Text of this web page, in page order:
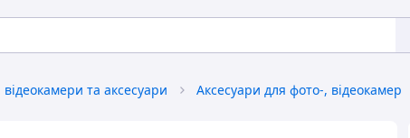
та аксесуари Аксесуари для фото-, відеокамер